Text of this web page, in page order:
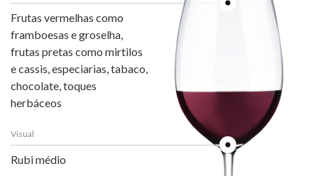
Frutas vermelhas como
framboesas e groselha,
frutas pretas como mirtilos
e cassis, especiarias, tabaco,
chocolate, toques
herbáceos
Visual
Rubi médio